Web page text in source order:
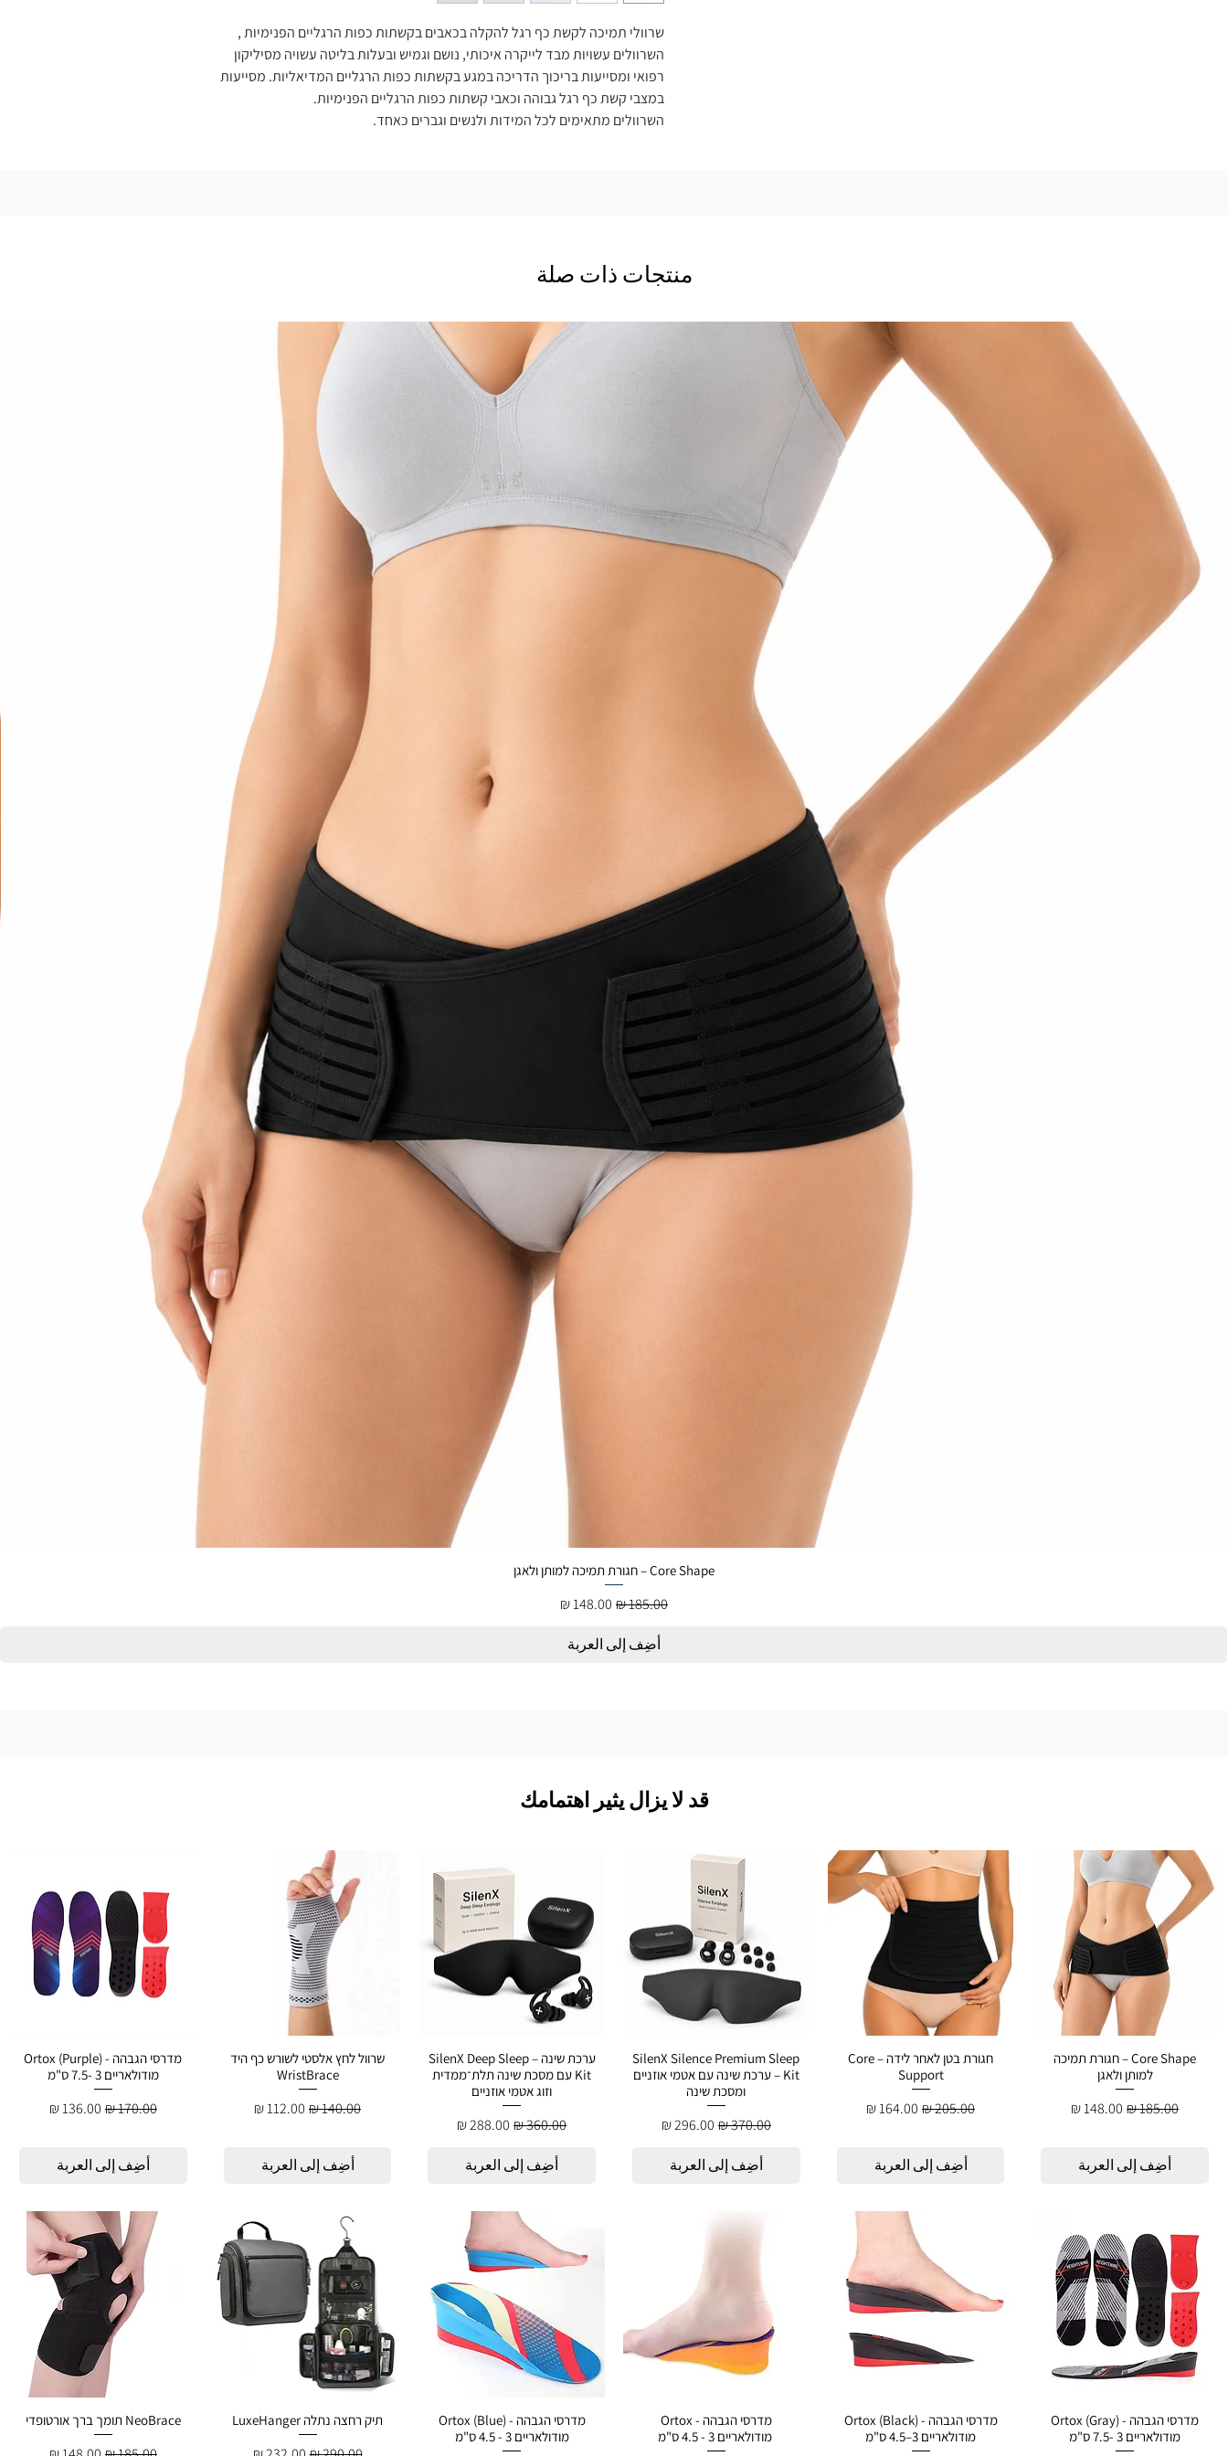
שרוולי תמיכה לקשת כף רגל להקלה בכאבים בקשתות כפות הרגליים הפנימיות ,
השרוולים עשויות מבד לייקרה איכותי, נושם וגמיש ובעלות בליטה עשויה מסיליקון
רפואי ומסייעות בריכוך הדריכה במגע בקשתות כפות הרגליים המדיאליות. מסייעות
במצבי קשת כף רגל גבוהה וכאבי קשתות כפות הרגליים הפנימיות.
השרוולים מתאימים לכל המידות ולנשים וגברים כאחד.
منتجات ذات صلة
Core Shape – חגורת תמיכה למותן ולאגן
سعر عاديسعر البيع
أضِف إلى العربة
قد لا يزال يثير اهتمامك
Core Shape – חגורת תמיכה
למותן ולאגן
سعر عادي‏185.00 ₪ سعر البيع
أضِف إلى العربة
חגורת בטן לאחר לידה – Core
Support
سعر عاديسعر البيع
أضِف إلى العربة
SilenX Silence Premium Sleep
Kit – ערכת שינה עם אטמי אוזניים
ומסכת שינה
سعر عادي‏370.00 ₪ سعر البيع
أضِف إلى العربة
ערכת שינה – SilenX Deep Sleep
Kit עם מסכת שינה תלת־ממדית
וזוג אטמי אוזניים
سعر عادي‏360.00 ₪ سعر البيع
أضِف إلى العربة
שרוול לחץ אלסטי לשורש כף היד
WristBrace
سعر عاديسعر البيع
أضِف إلى العربة
מדרסי הגבהה - Ortox (Purple)
מודולאריים 3 -7.5 ס"מ
سعر عادي‏170.00 ₪ سعر البيع
أضِف إلى العربة
מדרסי הגבהה - Ortox (Gray)
מודולאריים 3 -7.5 ס"מ
מדרסי הגבהה - Ortox (Black)
מודולאריים 3–4.5 ס"מ
מדרסי הגבהה - Ortox
מודולאריים 3 - 4.5 ס"מ
מדרסי הגבהה - Ortox (Blue)
מודולאריים 3 - 4.5 ס"מ
תיק רחצה נתלה LuxeHanger NeoBrace תומך ברך אורטופדי